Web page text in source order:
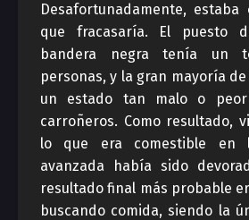
Desafortunadamente, estaba
que fracasaría. El puesto
bandera negra tenía un
personas, y la gran mayoría
un estado tan malo o
carroñeros. Como resultado,
lo que era comestible en
avanzada había sido
resultado final más probable
buscando comida, siendo la